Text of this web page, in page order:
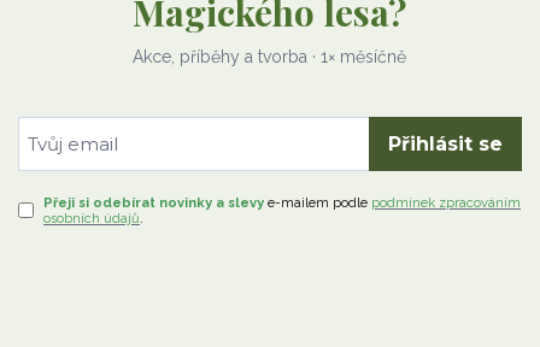
Magického lesa?
Akce, příběhy a tvorba · 1× měsíčně
Přihlásit se
Přeji si odebírat novinky a slevy e-mailem podle podmínek zpracováním
osobních údajů.